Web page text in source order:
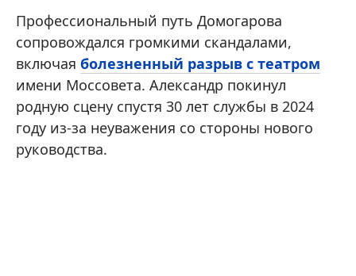
Профессиональный путь Домогарова
сопровождался громкими скандалами,
включая болезненный разрыв с театром
имени Моссовета. Александр покинул
родную сцену спустя 30 лет службы в 2024
году из-за неуважения со стороны нового
руководства.